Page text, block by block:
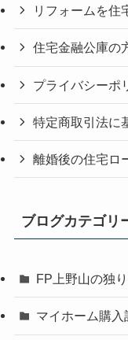
リフォームを住
住宅金融公庫の
プライバシーポ
特定商取引法に
離婚後の住宅ロ
ブログカテゴリ
FP上野山の独
マイホーム購入